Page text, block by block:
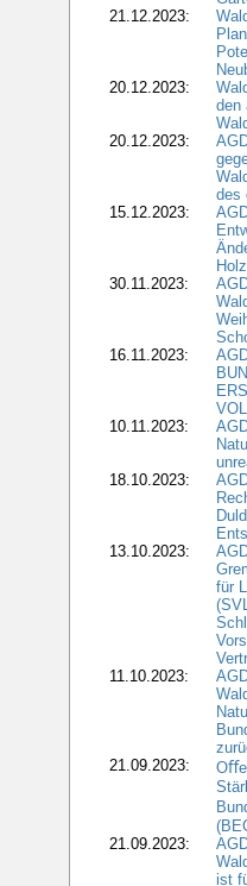
21.12.2023:
20.12.2023:
den
20.12.2023:
des
15.12.2023:
30.11.2023:
16.11.2023:
10.11.2023:
18.10.2023:
13.10.2023:
für
11.10.2023:
21.09.2023:
21.09.2023:
ist